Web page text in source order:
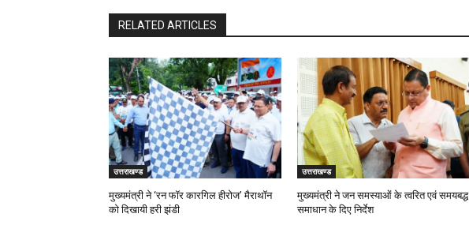
RELATED ARTICLES
उत्तराखण्ड
मुख्यमंत्री ने ‘रन फॉर कारगिल हीरोज’ मैराथॉन
को दिखायी हरी झंडी
उत्तराखण्ड
मुख्यमंत्री ने जन समस्याओं के त्वरित एवं समयबद्ध
समाधान के दिए निर्देश